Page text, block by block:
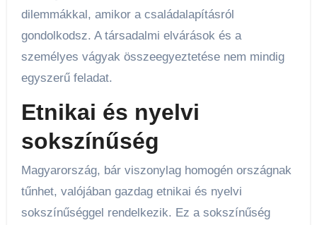
dilemmákkal, amikor a családalapításról
gondolkodsz. A társadalmi elvárások és a
személyes vágyak összeegyeztetése nem mindig
egyszerű feladat.
Etnikai és nyelvi
sokszínűség
Magyarország, bár viszonylag homogén országnak
tűnhet, valójában gazdag etnikai és nyelvi
sokszínűséggel rendelkezik. Ez a sokszínűség